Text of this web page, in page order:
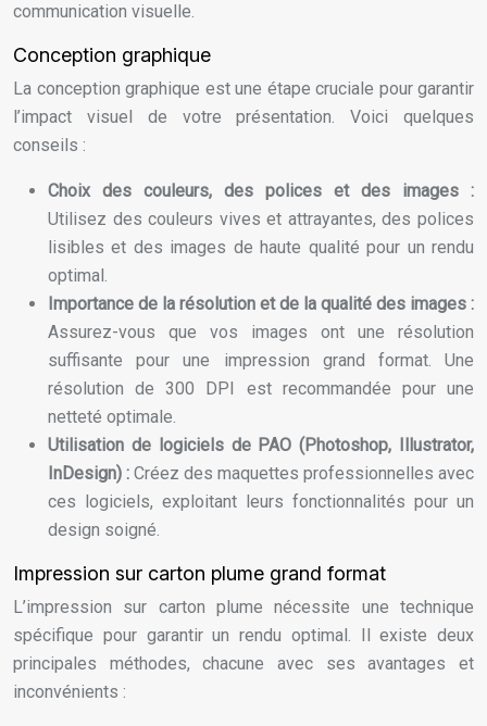
communication visuelle.
Conception graphique
La conception graphique est une étape cruciale pour garantir
l’impact visuel de votre présentation. Voici quelques
conseils :
Choix des couleurs, des polices et des images :
Utilisez des couleurs vives et attrayantes, des polices
lisibles et des images de haute qualité pour un rendu
optimal.
Importance de la résolution et de la qualité des images :
Assurez-vous que vos images ont une résolution
suffisante pour une impression grand format. Une
résolution de 300 DPI est recommandée pour une
netteté optimale.
Utilisation de logiciels de PAO (Photoshop, Illustrator,
InDesign) : Créez des maquettes professionnelles avec
ces logiciels, exploitant leurs fonctionnalités pour un
design soigné.
Impression sur carton plume grand format
L’impression sur carton plume nécessite une technique
spécifique pour garantir un rendu optimal. Il existe deux
principales méthodes, chacune avec ses avantages et
inconvénients :